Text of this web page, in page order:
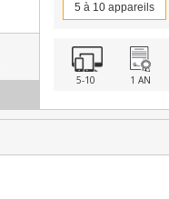
5 à 10 appareils
5-10 1 AN